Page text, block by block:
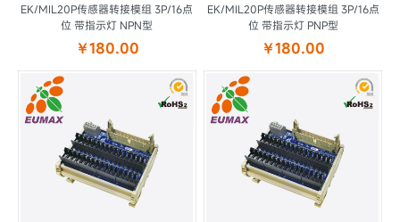
EK/MIL20P传感器转接模组 3P/16点
位 带指示灯 NPN型
￥180.00
EK/MIL20P传感器转接模组 3P/16点
位 带指示灯 PNP型
￥180.00